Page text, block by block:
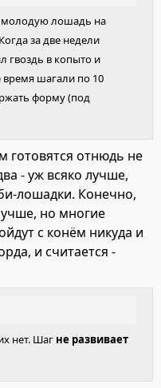
молодую лошадь на
за две недели
гвоздь в копыто и
шагали по 10
форму (под
готовятся отнюдь не
- уж всяко лучше,
лошадки. Конечно,
но многие
с конём никуда и
и считается -
нет. Шаг не развивает